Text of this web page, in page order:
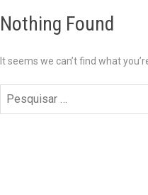
Nothing Found
It seems we can’t find what
por: